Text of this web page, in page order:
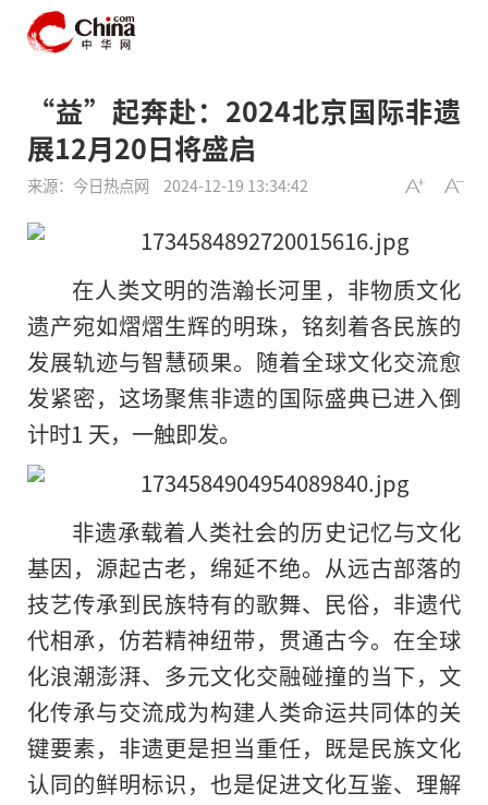
“益”起奔赴：2024北京国际非遗
展12月20日将盛启
来源：今日热点网 2024-12-19 13:34:42
在人类文明的浩瀚长河里，非物质文化
遗产宛如熠熠生辉的明珠，铭刻着各民族的
发展轨迹与智慧硕果。随着全球文化交流愈
发紧密，这场聚焦非遗的国际盛典已进入倒
计时1 天，一触即发。
非遗承载着人类社会的历史记忆与文化
基因，源起古老，绵延不绝。从远古部落的
技艺传承到民族特有的歌舞、民俗，非遗代
代相承，仿若精神纽带，贯通古今。在全球
化浪潮澎湃、多元文化交融碰撞的当下，文
化传承与交流成为构建人类命运共同体的关
键要素，非遗更是担当重任，既是民族文化
认同的鲜明标识，也是促进文化互鉴、理解